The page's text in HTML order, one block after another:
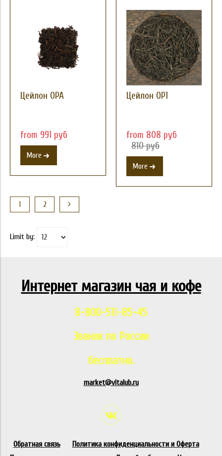
Цейлон OPA
from 991 руб
More
Цейлон ОР1
from 808 руб
810 руб
More
1 2
Limit by:
Интернет магазин чая и кофе
8-800-511-85-45
Звонок по России
бесплатно.
market@vitalub.ru
Обратная связь
Политика конфиденциальности и Оферта